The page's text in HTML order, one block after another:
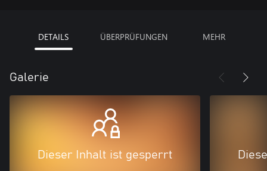
DETAILS ÜBERPRÜFUNGEN MEHR
Galerie
Dieser Inhalt ist gesperrt